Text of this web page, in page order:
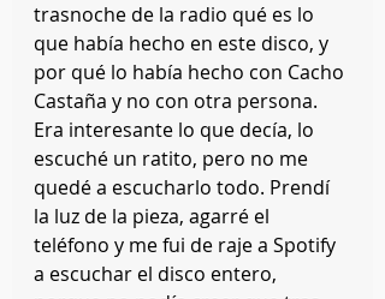
trasnoche de la radio qué es lo
que había hecho en este disco, y
por qué lo había hecho con Cacho
Castaña y no con otra persona.
Era interesante lo que decía, lo
escuché un ratito, pero no me
quedé a escucharlo todo. Prendí
la luz de la pieza, agarré el
teléfono y me fui de raje a Spotify
a escuchar el disco entero,